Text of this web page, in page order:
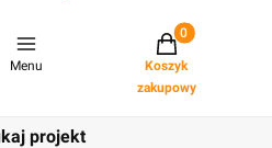
Menu
Projekty w
Koszyk
zakupowy
projekt